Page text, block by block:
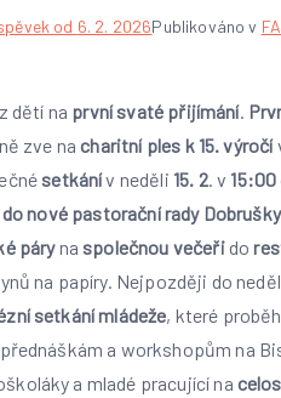
od 6. 2. 2026Publikováno v
dětí na první svaté přijímání.
zve nacharitní ples k 15. výročí
setkánív neděli 15. 2. v 15:00
nové pastorační rady Dobrušky
páryna společnou večeřido
na papíry. Nejpozději do
setkání mládeže, které
a workshopům na
a mladé pracující na